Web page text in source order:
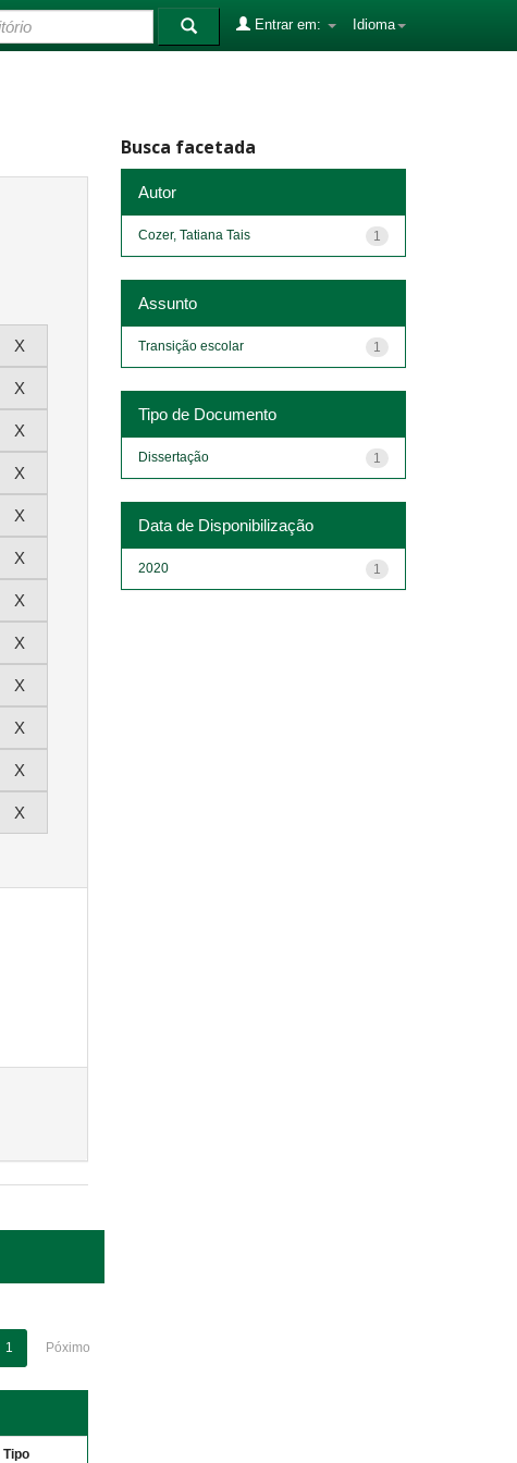
Idioma
Entrar em:
1 Póximo
Tipo
Busca facetada
Autor
1
Cozer, Tatiana Tais
Assunto
1
Transição escolar
Tipo de Documento
1
Dissertação
Data de Disponibilização
1
2020